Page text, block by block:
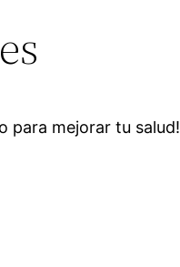
para mejorar tu salud!